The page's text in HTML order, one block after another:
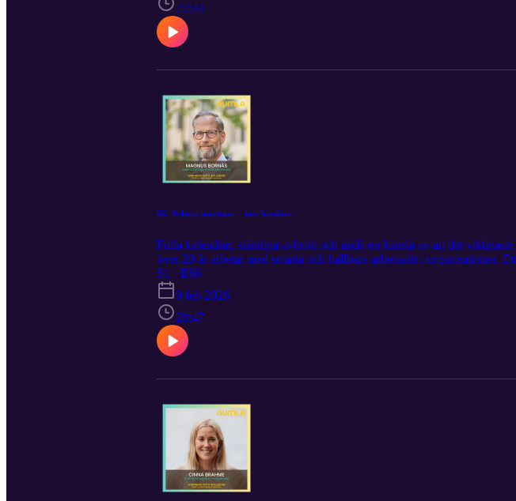
22:44
66. Arbeta smartare – inte hårdare
Fulla kalendrar, ständiga avbrott och ändå en känsla av att det
över 20 år arbetat med smarta och hållbara arbetssätt i organisationer.
strukturproblem och hur samarbete och ledarskap påverkar stress och
på magnus@growlabs.se 👉 För råd kring arbetsmiljö, välmående och
S1 · E66
9 feb 2026
28:47